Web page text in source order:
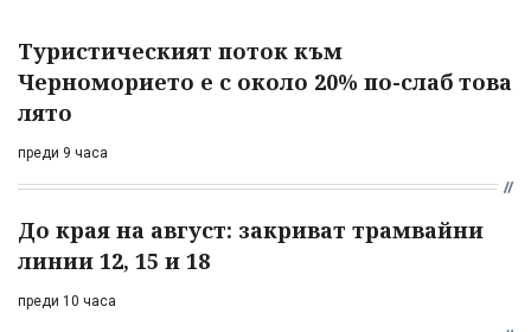
Туристическият поток към
Черноморието е с около 20% по-слаб това
лято
преди 9 часа
До края на август: закриват трамвайни
линии 12, 15 и 18
преди 10 часа